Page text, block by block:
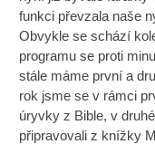
funkci převzala naše
Obvykle se schází
programu se proti
stále máme první a
rok jsme se v rámci
úryvky z Bible, v
připravovali z knížky